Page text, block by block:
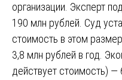
организации. Эксперт
190 млн рублей. Суд
стоимость в этом
3,8 млн рублей в год.
действует стоимость)